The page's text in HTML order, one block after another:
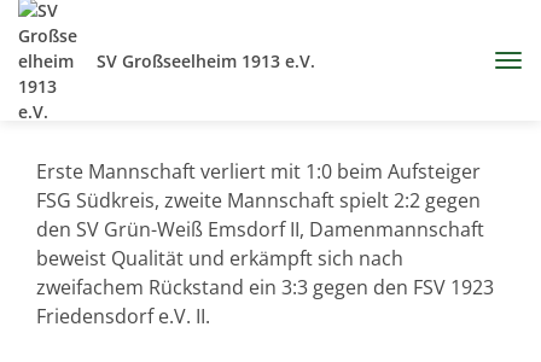
SV Großseelheim 1913 e.V.
Erste Mannschaft verliert mit 1:0 beim Aufsteiger
FSG Südkreis, zweite Mannschaft spielt 2:2 gegen
den SV Grün-Weiß Emsdorf II, Damenmannschaft
beweist Qualität und erkämpft sich nach
zweifachem Rückstand ein 3:3 gegen den FSV 1923
Friedensdorf e.V. II.